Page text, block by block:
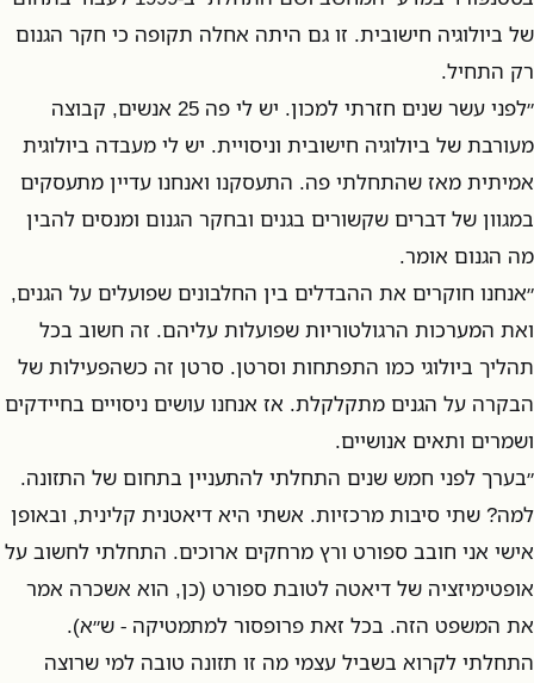
של ביולוגיה חישובית. זו גם היתה אחלה תקופה כי חקר הגנום
רק התחיל.
״לפני עשר שנים חזרתי למכון. יש לי פה 25 אנשים, קבוצה
מעורבת של ביולוגיה חישובית וניסויית. יש לי מעבדה ביולוגית
אמיתית מאז שהתחלתי פה. התעסקנו ואנחנו עדיין מתעסקים
במגוון של דברים שקשורים בגנים ובחקר הגנום ומנסים להבין
מה הגנום אומר.
״אנחנו חוקרים את ההבדלים בין החלבונים שפועלים על הגנים,
ואת המערכות הרגולטוריות שפועלות עליהם. זה חשוב בכל
תהליך ביולוגי כמו התפתחות וסרטן. סרטן זה כשהפעילות של
הבקרה על הגנים מתקלקלת. אז אנחנו עושים ניסויים בחיידקים
ושמרים ותאים אנושיים.
״בערך לפני חמש שנים התחלתי להתעניין בתחום של התזונה.
למה? שתי סיבות מרכזיות. אשתי היא דיאטנית קלינית, ובאופן
אישי אני חובב ספורט ורץ מרחקים ארוכים. התחלתי לחשוב על
אופטימיזציה של דיאטה לטובת ספורט (כן, הוא אשכרה אמר
את המשפט הזה. בכל זאת פרופסור למתמטיקה - ש״א).
התחלתי לקרוא בשביל עצמי מה זו תזונה טובה למי שרוצה